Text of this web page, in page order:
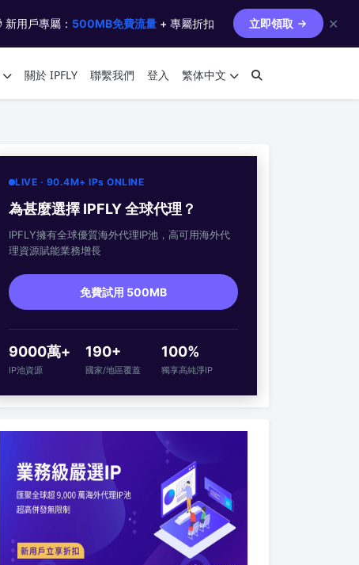
新用戶專屬： 500MB免費流量 + 專屬折扣 立即領取 ✕
關於 IPFLY 聯繫我們 登入 繁体中文
LIVE · 90.4M+ IPs ONLINE
為甚麼選擇 IPFLY 全球代理？
IPFLY擁有全球優質海外代理IP池，高可用海外代
理資源賦能業務增長
免費試用 500MB
9000萬+
IP池資源
190+
國家/地區覆蓋
100%
獨享高純淨IP